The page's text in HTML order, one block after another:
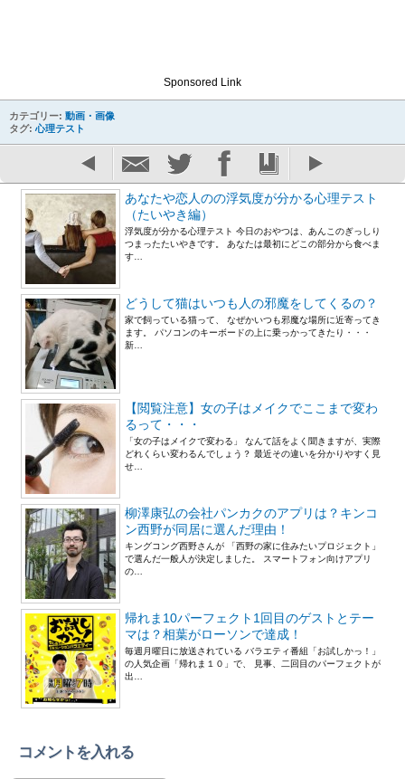
Sponsored Link
カテゴリー: 動画・画像
タグ: 心理テスト
あなたや恋人のの浮気度が分かる心理テスト
（たいやき編）
浮気度が分かる心理テスト 今日のおやつは、あんこのぎっしり
つまったたいやきです。 あなたは最初にどこの部分から食べま
す…
どうして猫はいつも人の邪魔をしてくるの？
家で飼っている猫って、 なぜかいつも邪魔な場所に近寄ってき
ます。 パソコンのキーボードの上に乗っかってきたり・・・
新…
【閲覧注意】女の子はメイクでここまで変わ
るって・・・
「女の子はメイクで変わる」 なんて話をよく聞きますが、実際
どれくらい変わるんでしょう？ 最近その違いを分かりやすく見
せ…
柳澤康弘の会社パンカクのアプリは？キンコ
ン西野が同居に選んだ理由！
キングコング西野さんが 「西野の家に住みたいプロジェクト」
で選んだ一般人が決定しました。 スマートフォン向けアプリ
の…
帰れま10パーフェクト1回目のゲストとテー
マは？相葉がローソンで達成！
毎週月曜日に放送されている バラエティ番組「お試しかっ！」
の人気企画「帰れま１０」で、 見事、二回目のパーフェクトが
出…
コメントを入れる